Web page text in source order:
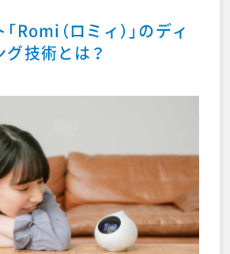
Romi（ロミィ）」のディ
技術とは？